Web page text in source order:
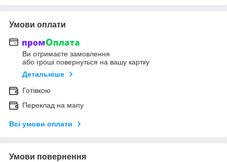
Умови оплати
Ви отримаєте замовлення
або гроші повернуться на вашу картку
Детальніше
Готівкою
Переклад на мапу
Всі умови оплати
Умови повернення